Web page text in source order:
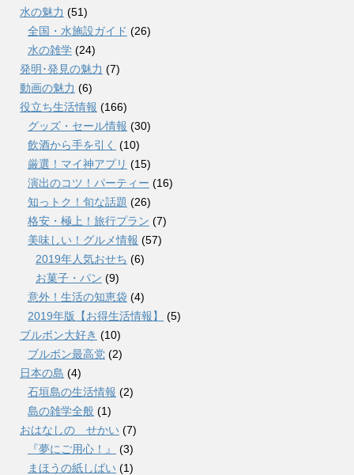
水の魅力 (51)
全国・水施設ガイド (26)
水の雑学 (24)
発明･発見の魅力 (7)
動画の魅力 (6)
役立ち生活情報 (166)
グッズ・セール情報 (30)
飲酒から手を引く (10)
厳選！マイ神アプリ (15)
演出のコツ！パーティー (16)
知っトク！旬な話題 (26)
格安・極上！旅行プラン (7)
美味しい！グルメ情報 (57)
2019年人気おせち (6)
お菓子・パン (9)
意外！生活の知恵袋 (4)
2019年版【お得生活情報】
(5)
ブルボン大好き (10)
ブルボン最高党 (2)
日本の島 (4)
石垣島の生活情報 (2)
島の雑学全般 (1)
おはなしの せかい (7)
『夢にご用心！』
(3)
まほうの紙しばい (1)